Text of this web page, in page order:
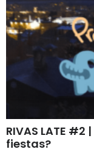
RIVAS LATE
fiestas?